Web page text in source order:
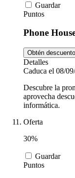
Guardar
Puntos
Phone
Obtén descuento
Detalles
Caduca el 08/
Descubre la
aprovecha
informática.
Oferta
30%
Guardar
Puntos